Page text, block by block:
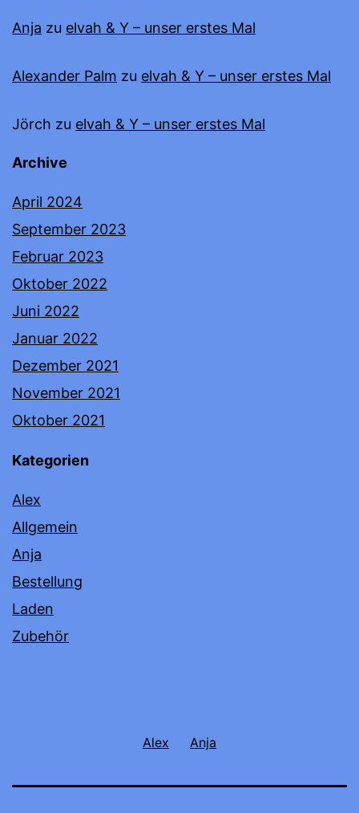
Anja zu elvah & Y – unser erstes Mal
Alexander Palm zu elvah & Y – unser erstes Mal
Jörch zu elvah & Y – unser erstes Mal
Archive
April 2024
September 2023
Februar 2023
Oktober 2022
Juni 2022
Januar 2022
Dezember 2021
November 2021
Oktober 2021
Kategorien
Alex
Allgemein
Anja
Bestellung
Laden
Zubehör
Alex Anja